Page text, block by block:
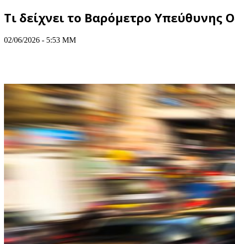
Τι δείχνει το Βαρόμετρο Υπεύθυνης
02/06/2026 - 5:53 ΜΜ